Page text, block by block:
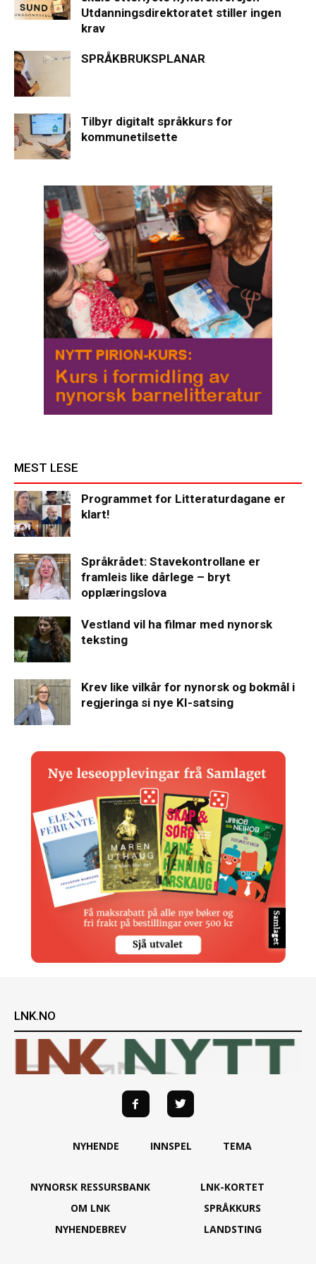
Utdanningsdirektoratet stiller ingen
krav
SPRÅKBRUKSPLANAR
Tilbyr digitalt språkkurs for
kommunetilsette
MEST LESE
Programmet for Litteraturdagane er
klart!
Språkrådet: Stavekontrollane er
framleis like dårlege – bryt
opplæringslova
Vestland vil ha filmar med nynorsk
teksting
Krev like vilkår for nynorsk og bokmål i
regjeringa si nye KI-satsing
LNK.NO
NYHENDE INNSPEL TEMA
NYNORSK RESSURSBANK
OM LNK
NYHENDEBREV
LNK-KORTET
SPRÅKKURS
LANDSTING